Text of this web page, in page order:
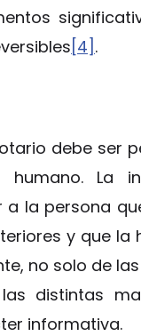
[4] .
debe ser
humano. La
la persona
y que la
no solo de
distintas
informativa.